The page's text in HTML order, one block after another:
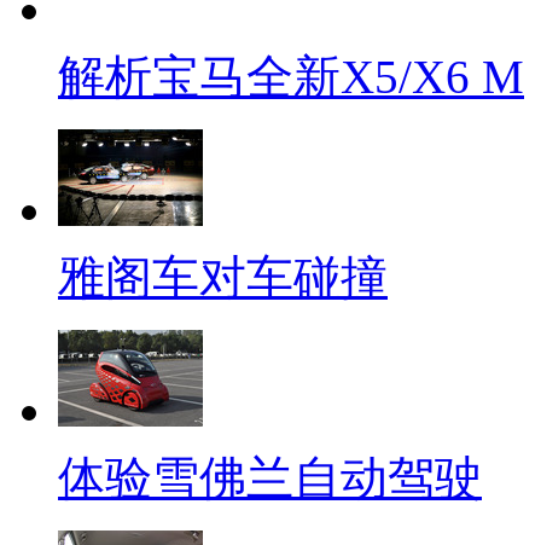
解析宝马全新X5/X6 M
雅阁车对车碰撞
体验雪佛兰自动驾驶